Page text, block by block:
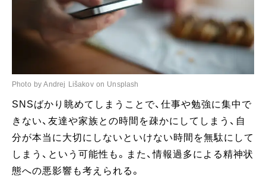
Photo by Andrej Lišakov on Unsplash
SNSばかり眺めてしまうことで、仕事や勉強に集中で
きない、友達や家族との時間を疎かにしてしまう、自
分が本当に大切にしないといけない時間を無駄にして
しまう、という可能性も。また、情報過多による精神状
態への悪影響も考えられる。